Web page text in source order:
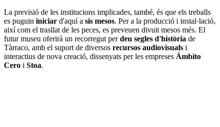
La previsió de les institucions implicades, també, és que els treballs
es puguin iniciar d'aquí a sis mesos. Per a la producció i instal·lació,
així com el trasllat de les peces, es preveuen divuit mesos més. El
futur museu oferirà un recorregut perdeu segles d'història de
Tàrraco, amb el suport de diversos recursos audiovisuals i
interactius de nova creació, dissenyats per les empreses Ámbito
Cero i Stoa.